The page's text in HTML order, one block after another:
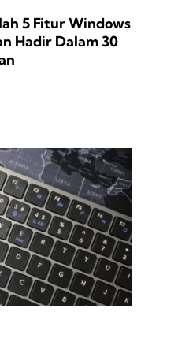
5 Fitur Windows
Hadir Dalam 30